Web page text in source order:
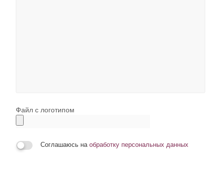
Файл с логотипом
Соглашаюсь на обработку персональных данных